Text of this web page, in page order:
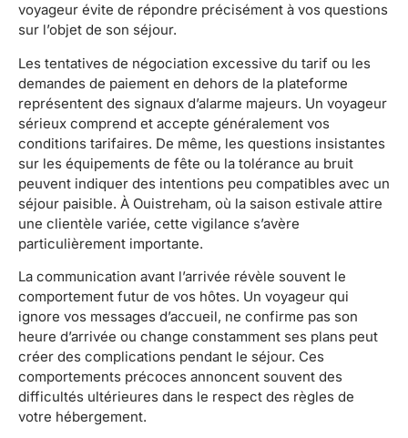
voyageur évite de répondre précisément à vos questions
sur l’objet de son séjour.
Les tentatives de négociation excessive du tarif ou les
demandes de paiement en dehors de la plateforme
représentent des signaux d’alarme majeurs. Un voyageur
sérieux comprend et accepte généralement vos
conditions tarifaires. De même, les questions insistantes
sur les équipements de fête ou la tolérance au bruit
peuvent indiquer des intentions peu compatibles avec un
séjour paisible. À Ouistreham, où la saison estivale attire
une clientèle variée, cette vigilance s’avère
particulièrement importante.
La communication avant l’arrivée révèle souvent le
comportement futur de vos hôtes. Un voyageur qui
ignore vos messages d’accueil, ne confirme pas son
heure d’arrivée ou change constamment ses plans peut
créer des complications pendant le séjour. Ces
comportements précoces annoncent souvent des
difficultés ultérieures dans le respect des règles de
votre hébergement.